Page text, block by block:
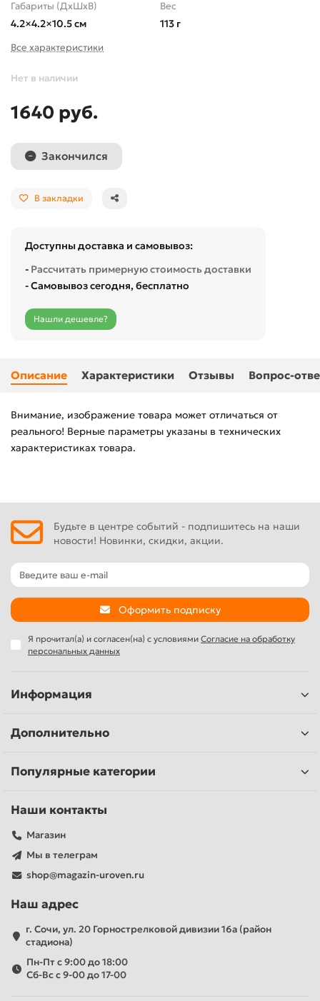
Габариты (ДхШхВ)
4.2×4.2×10.5 см
Вес
113 г
Все характеристики
Нет в наличии
1640 руб.
Закончился
В закладки
Доступны доставка и самовывоз:
- Рассчитать примерную стоимость доставки
- Самовывоз сегодня, бесплатно
Нашли дешевле?
Описание Характеристики Отзывы Вопрос-
Внимание, изображение товара может отличаться от
реального! Верные параметры указаны в технических
характеристиках товара.
Будьте в центре событий - подпишитесь на наши
новости! Новинки, скидки, акции.
Оформить подписку
Я прочитал(а) и согласен(на) с условиями Согласие на обработку
персональных данных
Информация
Дополнительно
Популярные категории
Наши контакты
Магазин
Мы в телеграм
shop@magazin-uroven.ru
Наш адрес
г. Сочи, ул. 20 Горнострелковой дивизии 16а (район
стадиона)
Пн-Пт с 9:00 до 18:00
Сб-Вс с 9-00 до 17-00